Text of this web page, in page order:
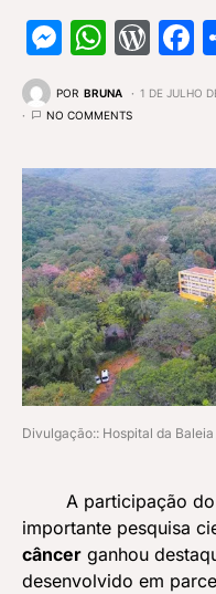
POR BRUNA 1 DE JULHO
NO COMMENTS
Divulgação:: Hospital da Baleia
A participação do
importante pesquisa
câncer ganhou
desenvolvido em